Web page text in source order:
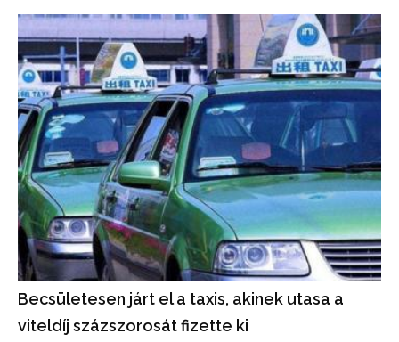
Becsületesen járt el a taxis, akinek utasa a
viteldíj százszorosát fizette ki